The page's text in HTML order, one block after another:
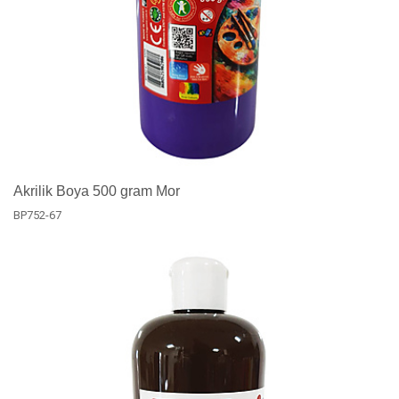
Akrilik Boya 500 gram Mor
BP752-67